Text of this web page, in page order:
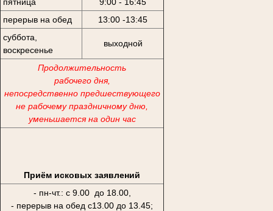
перерыв на обед
13:00 -13:45
суббота,
воскресенье
выходной
Продолжительность
рабочего дня,
непосредственно предшествующего
не рабочему праздничному дню,
уменьшается на один час
Приём исковых заявлений
- пн-чт.: с 9.00 до 18.00,
- перерыв на обед с13.00 до 13.45;